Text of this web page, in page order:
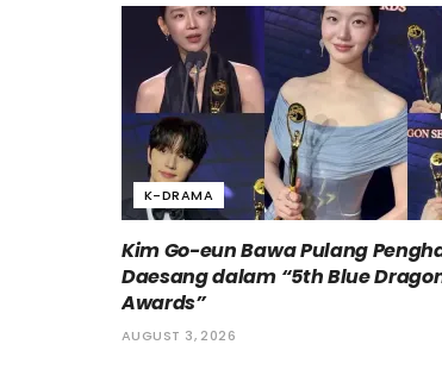
K-DRAMA
Kim Go-eun Bawa Pulang
Daesang dalam “5th Blue
Awards”
AUGUST 3, 2026